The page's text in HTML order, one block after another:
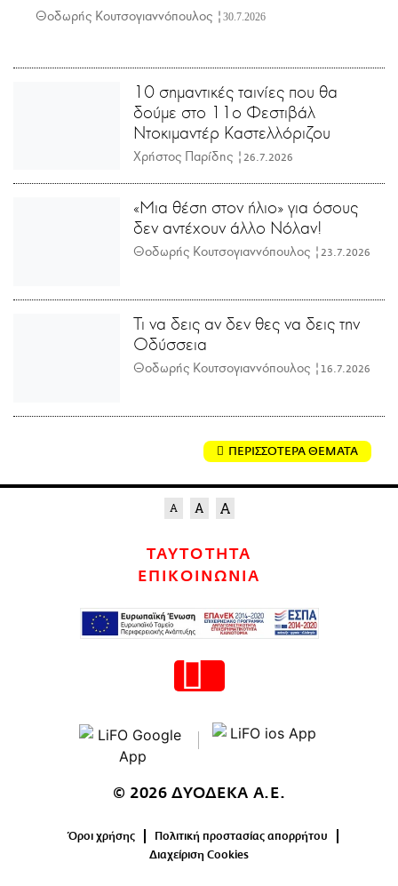
Θοδωρής Κουτσογιαννόπουλος | 30.7.2026
10 σημαντικές ταινίες που θα
δούμε στο 11ο Φεστιβάλ
Ντοκιμαντέρ Καστελλόριζου
Χρήστος Παρίδης | 26.7.2026
«Μια θέση στον ήλιο» για όσους
δεν αντέχουν άλλο Νόλαν!
Θοδωρής Κουτσογιαννόπουλος | 23.7.2026
Τι να δεις αν δεν θες να δεις την
Οδύσσεια
Θοδωρής Κουτσογιαννόπουλος | 16.7.2026
ΠΕΡΙΣΣΟΤΕΡΑ ΘΕΜΑΤΑ
ΤΑΥΤΟΤΗΤΑ
ΕΠΙΚΟΙΝΩΝΙΑ
© 2026 ΔΥΟΔΕΚΑ Α.Ε.
Όροι χρήσης
Πολιτική προστασίας απορρήτου
Διαχείριση Cookies